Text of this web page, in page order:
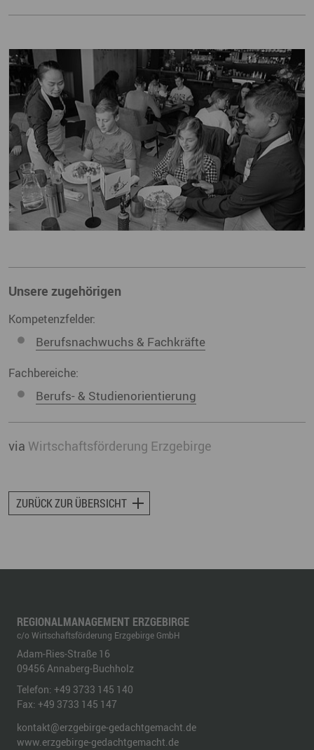
Unsere zugehörigen
Kompetenzfelder:
Berufsnachwuchs & Fachkräfte
Fachbereiche:
Berufs- & Studienorientierung
via Wirtschaftsförderung Erzgebirge
ZURÜCK ZUR ÜBERSICHT
REGIONALMANAGEMENT ERZGEBIRGE
c/o Wirtschaftsförderung Erzgebirge GmbH
Adam-Ries-Straße 16
09456 Annaberg-Buchholz
Telefon: +49 3733 145 140
Fax: +49 3733 145 147
kontakt@erzgebirge-gedachtgemacht.de
www.erzgebirge-gedachtgemacht.de